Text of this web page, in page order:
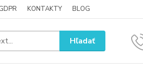
KONTAKTY BLOG
Hľadať